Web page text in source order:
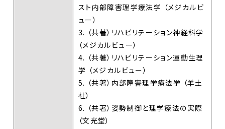
スト内部障害理学療法学 （メジカルビ
ュー）
3. （共著）リハビリテーション神経科学
（メジカルビュー）
4. （共著）リハビリテーション運動生理
学 （メジカルビュー）
5. （共著）内部障害理学療法学 （羊土
社）
6. （共著）姿勢制御と理学療法の実際
（文光堂）